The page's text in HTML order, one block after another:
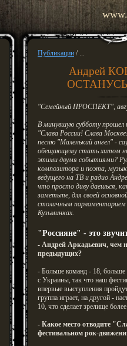
Публикации / ...
Андрей
"Семейный ПРОСПЕКТ",
В минувшую субботу
"Слава России! Слава
песню "Маленький ангел" -
обещающему стать хитом
этими двумя событиями?
композитора и поэта,
ведущего на ТВ и радио
что просто диву даешься,
заметьте, для своей
столичным
Кузьминках.
"Россияне" - это
- Андрей Аркадьевич, чем
предыдущих?
- Больше команд - 18, больше
с Украины, так что наш
впервые выступления
группа играет, на другой -
10, что сделает зрелище
- Какое место отводите
фестивальном рок-